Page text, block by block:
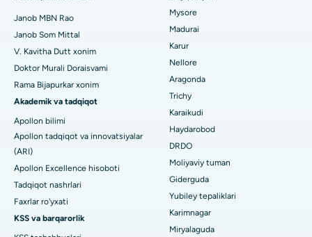
Psixologni toping
Umumiy jarrohni toping
Aragonda, Andhra Pradeshdagi eng yaxshi shifoxona
Bannerghatta yo'lidagi eng yaxshi kasalxona, Bangalor
Bhubaneswardagi 15-bo'limdagi eng yaxshi kasalxona
Bilaspurdagi Seepat yo'lidagi eng yaxshi kasalxona
Ahmedabaddagi Ellisbridge shahridagi eng yaxshi shifoxona
Nyu-Dehlidagi eng yaxshi shifoxona
DRDO, Haydaroboddagi eng yaxshi shifoxona
GS Road, Guwahati shahridagi eng yaxshi kasalxona
Hyderguda, Haydaroboddagi eng yaxshi shifoxona
Bachadon arteriyasi embolizatsiyasi
Ko'krak bezi saratoni operatsiyasi
Brakiterapiya
kolonoskopiya
Polipektomiya
Mulohaza miya stimulyatsiyasi
Janob MBN Rao
Janob Som Mittal
V. Kavitha Dutt xonim
Doktor Murali Doraisvami
Rama Bijapurkar xonim
Akademik va tadqiqot
Apollon bilimi
Apollon tadqiqot va innovatsiyalar
(ARI)
Apollon Excellence hisoboti
Tadqiqot nashrlari
Faxrlar ro'yxati
KSS va barqarorlik
Mysore
Madurai
Karur
Nellore
Aragonda
Trichy
Karaikudi
Haydarobod
DRDO
Moliyaviy tuman
Giderguda
Yubiley tepaliklari
Karimnagar
Miryalaguda